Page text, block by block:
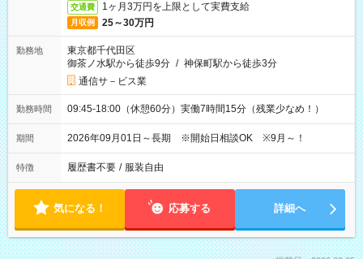
交通費 1ヶ月3万円を上限として実費支給
月収例 25～30万円
勤務地
東京都千代田区
御茶ノ水駅から徒歩9分 / 神保町駅から徒歩3分
通信サ－ビス業
勤務時間 09:45-18:00（休憩60分）実働7時間15分（残業少なめ！）
期間 2026年09月01日～長期 ※開始日相談OK ※9月～！
特徴 履歴書不要 / 服装自由
気になる！ 応募する 詳細へ